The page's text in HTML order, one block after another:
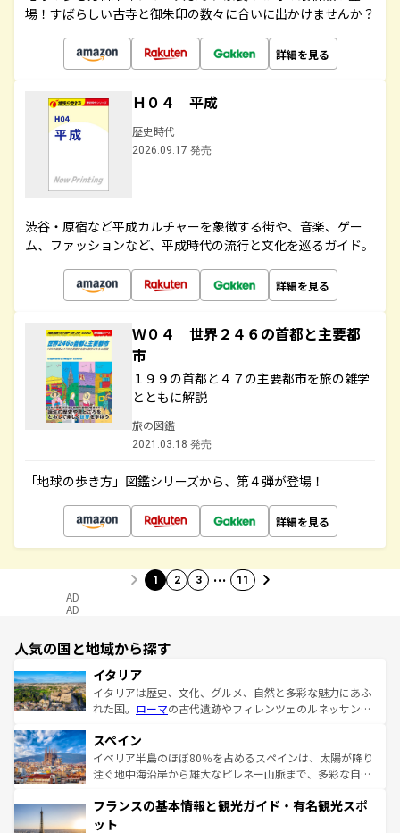
場！すばらしい古寺と御朱印の数々に合いに出かけませんか？
詳細を見る
Ｈ０４ 平成
歴史時代
2026.09.17 発売
渋谷・原宿など平成カルチャーを象徴する街や、音楽、ゲー
ム、ファッションなど、平成時代の流行と文化を巡るガイド。
詳細を見る
Ｗ０４ 世界２４６の首都と主要都
市
１９９の首都と４７の主要都市を旅の雑学
とともに解説
旅の図鑑
2021.03.18 発売
「地球の歩き方」図鑑シリーズから、第４弾が登場！
詳細を見る
1 2 3 … 11
AD
AD
人気の国と地域から探す
イタリア
イタリアは歴史、文化、グルメ、自然と多彩な魅力にあふ
れた国。 ローマの古代遺跡やフィレンツェのルネッサンス
ろん、トスカーナの美しい田園風景やアマルフィ海岸の絶
景など、自然景観も見逃せない。観光の合間には、本場の
ピザやパスタなど、絶品のイタリア料理を堪能することも
ませてくれるイタリアで、忘れられない旅をしてみよう！
なお、新着のイタリア情報は
スペイン
イベリア半島のほぼ80％を占めるスペインは、太陽が降り
注ぐ地中海沿岸から雄大なピレネー山脈まで、多彩な自然
文化が根付くこの国では、情熱的なフラメンコ、熱気あふ
れる闘牛、そして美味しいタパスが生活の一部となってい
フランスの基本情報と観光ガイド・有名観光スポ
ット